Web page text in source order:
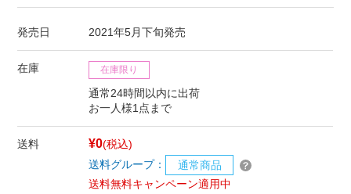
発売日 2021年5月下旬発売
在庫 在庫限り
通常24時間以内に出荷
お一人様1点まで
送料 ¥0(税込)
送料グループ：
通常商品
送料無料キャンペーン適用中